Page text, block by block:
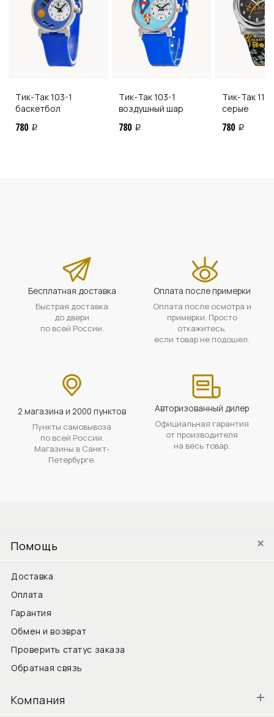
Тик-Так103-1
баскетбол
780 i
Тик-Так103-1
воздушный шар
780 i
Тик-Так
серые
780 i
Бесплатная доставка
Быстрая доставка
до двери
по всей России.
Оплата после примерки
Оплата после осмотра и
примерки. Просто
откажитесь,
если товар не подошел.
2 магазина и 2000 пунктов
Пункты самовывоза
по всей России.
Магазины в Санкт-
Петербурге.
Авторизованный дилер
Официальная гарантия
от производителя
на весь товар.
Помощь
Доставка
Оплата
Гарантия
Обмен и возврат
Проверить статус заказа
Обратная связь
Компания